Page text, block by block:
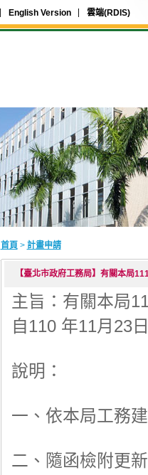
English Version 雲端(RDIS)
首頁 > 計畫申請
【臺北市政府工務局】有關本局
主旨：有關本局
自110 年11月23
說明：
一、依本局工務
二、隨函檢附更